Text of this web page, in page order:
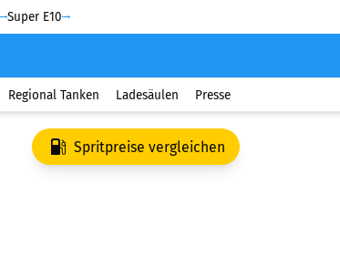
Super E10
Regional Tanken Ladesäulen Presse
Spritpreise vergleichen